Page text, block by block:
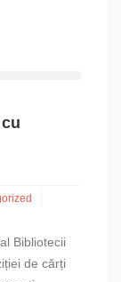
Bibliotecii
de cărți